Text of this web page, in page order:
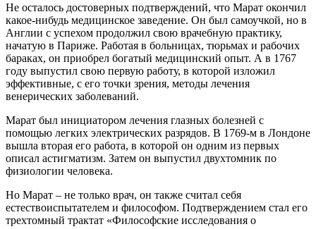
Не осталось достоверных подтверждений, что Марат окончил
какое-нибудь медицинское заведение. Он был самоучкой, но в
Англии с успехом продолжил свою врачебную практику,
начатую в Париже. Работая в больницах, тюрьмах и рабочих
бараках, он приобрел богатый медицинский опыт. А в 1767
году выпустил свою первую работу, в которой изложил
эффективные, с его точки зрения, методы лечения
венерических заболеваний.
Марат был инициатором лечения глазных болезней с
помощью легких электрических разрядов. В 1769-м в Лондоне
вышла вторая его работа, в которой он одним из первых
описал астигматизм. Затем он выпустил двухтомник по
физиологии человека.
Но Марат – не только врач, он также считал себя
естествоиспытателем и философом. Подтверждением стал его
трехтомный трактат «Философские исследования о